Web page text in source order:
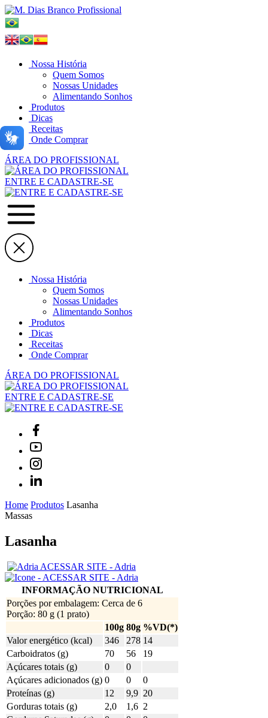
Nossa História
Quem Somos
Nossas Unidades
Alimentando Sonhos
Produtos
Dicas
Receitas
Onde Comprar
ÁREA DO PROFISSIONAL
ENTRE E CADASTRE-SE
Nossa História
Quem Somos
Nossas Unidades
Alimentando Sonhos
Produtos
Dicas
Receitas
Onde Comprar
ÁREA DO PROFISSIONAL
ENTRE E CADASTRE-SE
Home Produtos Lasanha
Massas
Lasanha
ACESSAR SITE - Adria
INFORMAÇÃO NUTRICIONAL
Porções por embalagem: Cerca de 6
Porção: 80 g (1 prato)
100g 80g %VD(*)
Valor energético (kcal)
346 278 14
Carboidratos (g)
70 56
19
Açúcares totais (g)
0
0
Açúcares adicionados (g) 0 0
0
Proteínas (g)
12 9,9 20
Gorduras totais (g)
2,0 1,6 2